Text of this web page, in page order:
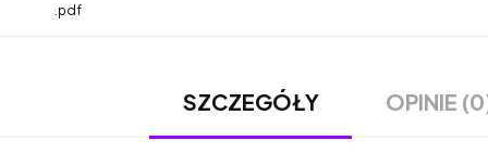
.pdf
SZCZEGÓŁY OPINIE